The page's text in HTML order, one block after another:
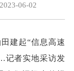
06-02
建起“信息高速
记者实地采访发